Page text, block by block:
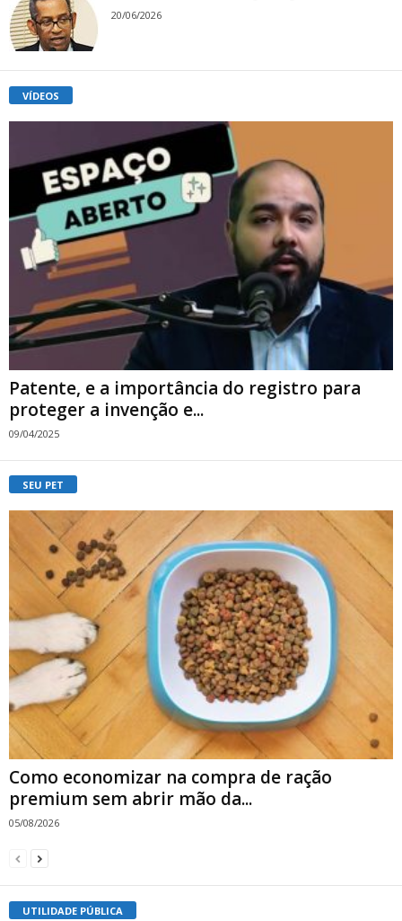
20/06/2026
VÍDEOS
Patente, e a importância do registro para
proteger a invenção e...
09/04/2025
SEU PET
Como economizar na compra de ração
premium sem abrir mão da...
05/08/2026
UTILIDADE PÚBLICA